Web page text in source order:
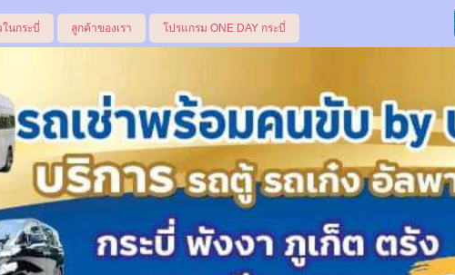
นกระบี่ ลูกค้าของเรา โปรแกรม ONE DAY กระบี่